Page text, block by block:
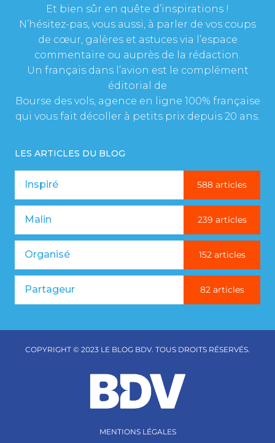
Et bien sûr en quête d’inspirations !
N’hésitez-pas, vous aussi, à parler de vos coups
de cœur, galères et astuces via l’espace
commentaire ou auprès de la rédaction.
Un français dans l’avion est le complément
éditorial de
Bourse des vols, agence en ligne 100% française
qui vous fait décoller à petits prix depuis 20 ans.
LES ARTICLES DU BLOG
Inspiré 588 articles
Malin 239 articles
Organisé 152 articles
Partageur 82 articles
COPYRIGHT © 2023 LE BLOG BDV. TOUS DROITS RÉSERVÉS.
MENTIONS LÉGALES